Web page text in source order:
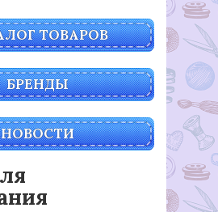
ТОВАРОВ
БРЕНДЫ
НОВОСТИ